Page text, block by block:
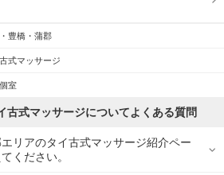
豊橋・蒲郡
式マッサージ
室
古式マッサージについてよくある質問
リアのタイ古式マッサージ紹介ペー
ください。